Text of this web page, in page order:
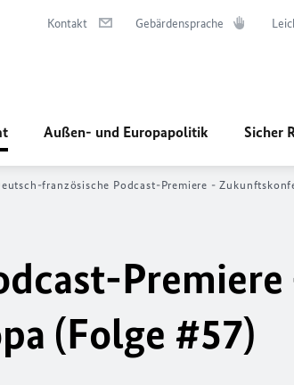
Kontakt Gebärdensprache
Außen- und Europapolitik Sicher
französische Podcast-Premiere -
Premiere
(Folge #57)